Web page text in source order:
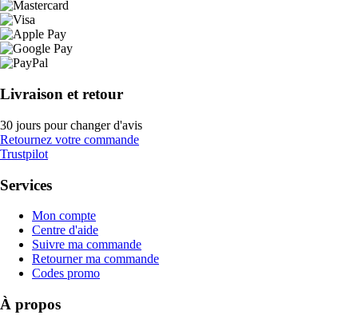
Livraison et retour
30 jours pour changer d'avis
Retournez votre commande
Trustpilot
Services
Mon compte
Centre d'aide
Suivre ma commande
Retourner ma commande
Codes promo
À propos